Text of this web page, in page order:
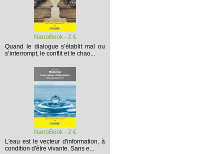
NanoBook - 2 €
Quand le dialogue s’établit mal ou
s’interrompt, le conflit et le chao...
NanoBook - 2 €
L'eau est le vecteur d'information, à
condition d'être vivante. Sans e...